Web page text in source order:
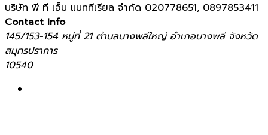
บริษัท พี ที เอ็ม แมททีเรียล จำกัด 020778651, 0897853411
Contact Info
145/153-154 หมู่ที่ 21 ตำบลบางพลีใหญ่ อำเภอบางพลี จังหวัด
สมุทรปราการ
10540